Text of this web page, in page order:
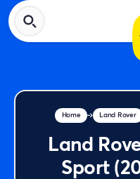
Home Land Rover
Land
Sport